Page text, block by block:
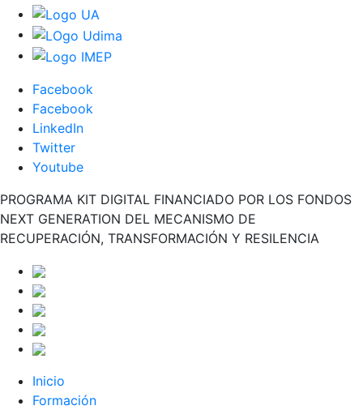
Facebook
Facebook
LinkedIn
Twitter
Youtube
PROGRAMA KIT DIGITAL FINANCIADO POR LOS FONDOS
NEXT GENERATION DEL MECANISMO DE
RECUPERACIÓN, TRANSFORMACIÓN Y RESILENCIA
Inicio
Formación